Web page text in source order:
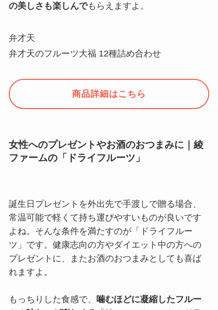
の美しさも楽しんでもらえますよ。
弁才天
弁才天のフルーツ大福 12種詰め合わせ
商品詳細はこちら
女性へのプレゼントやお酒のおつまみに｜綾
ファームの「ドライフルーツ」
誕生日プレゼントを外出先で手渡しで贈る場合、
常温可能で軽くて持ち運びやすいものが良いです
よね。そんな条件を満たすのが「ドライフルー
ツ」です。健康志向の方やダイエット中の方への
プレゼントに、またお酒のおつまみとしても喜ば
れますよ。
もっちりした食感で、
噛むほどに凝縮したフルー